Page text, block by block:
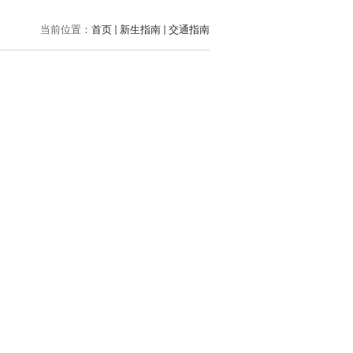
当前位置： 首页 新生指南 交通指南